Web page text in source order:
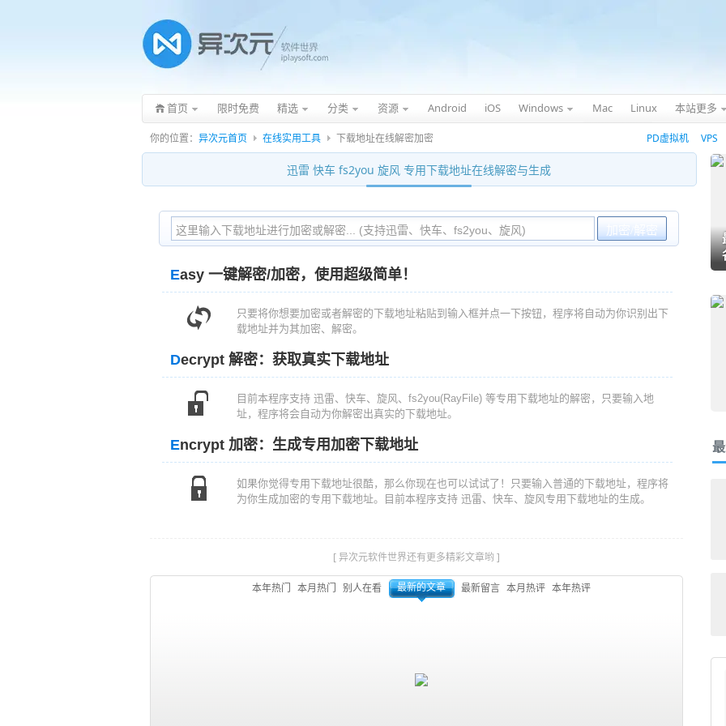
首页 限时免费 精选 分类 资源 Android iOS Windows Mac Linux 本站更多
你的位置： 异次元首页 在线实用工具 下载地址在线解密加密 PD虚拟机 VPS
迅雷 快车 fs2you 旋风 专用下载地址在线解密与生成
Easy 一键解密/加密，使用超级简单！
只要将你想要加密或者解密的下载地址粘贴到输入框并点一下按钮，程序将自动为你识别出下
载地址并为其加密、解密。
Decrypt 解密：获取真实下载地址
目前本程序支持 迅雷、快车、旋风、fs2you(RayFile) 等专用下载地址的解密，只要输入地
址，程序将会自动为你解密出真实的下载地址。
Encrypt 加密：生成专用加密下载地址
如果你觉得专用下载地址很酷，那么你现在也可以试试了！只要输入普通的下载地址，程序将
为你生成加密的专用下载地址。目前本程序支持 迅雷、快车、旋风专用下载地址的生成。
[ 异次元软件世界还有更多精彩文章哟 ]
本年热门 本月热门 别人在看 最新的文章 最新留言 本月热评 本年热评